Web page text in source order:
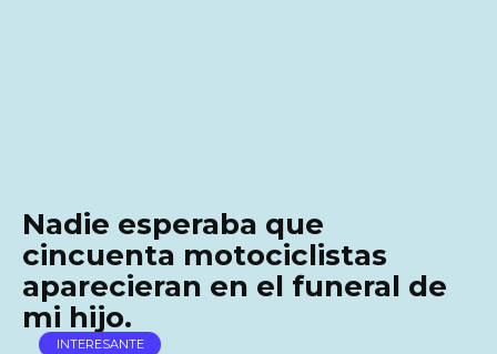
Nadie esperaba que
cincuenta motociclistas
aparecieran en el funeral de
mi hijo.
INTERESANTE